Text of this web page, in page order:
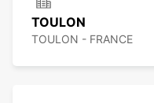
TOULON
TOULON - FRANCE